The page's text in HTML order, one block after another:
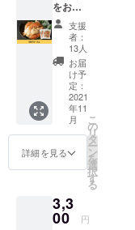
をお届
けしま
す。 ※
送料込
みのお
値段で
す。
支援
者：
13人
お届
け予
定：
2021
年11
月
詳細を見る
こ
の
リ
タ
ー
ン
を
選
択
す
る
3,3
00 円